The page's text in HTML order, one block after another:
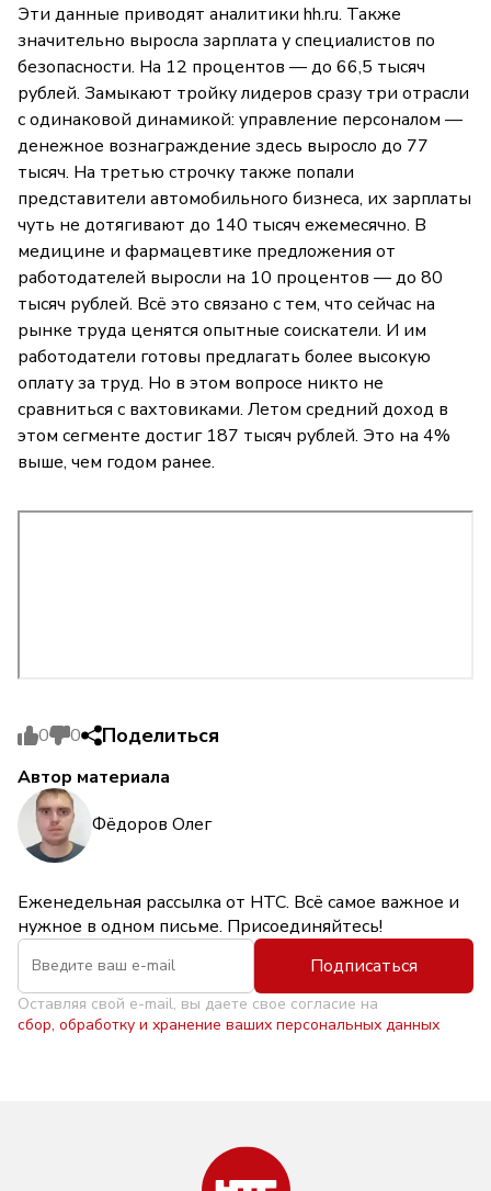
Эти данные приводят аналитики hh.ru. Также
значительно выросла зарплата у специалистов по
безопасности. На 12 процентов — до 66,5 тысяч
рублей. Замыкают тройку лидеров сразу три отрасли
с одинаковой динамикой: управление персоналом —
денежное вознаграждение здесь выросло до 77
тысяч. На третью строчку также попали
представители автомобильного бизнеса, их зарплаты
чуть не дотягивают до 140 тысяч ежемесячно. В
медицине и фармацевтике предложения от
работодателей выросли на 10 процентов — до 80
тысяч рублей. Всё это связано с тем, что сейчас на
рынке труда ценятся опытные соискатели. И им
работодатели готовы предлагать более высокую
оплату за труд. Но в этом вопросе никто не
сравниться с вахтовиками. Летом средний доход в
этом сегменте достиг 187 тысяч рублей. Это на 4%
выше, чем годом ранее.
0 0 Поделиться
Автор материала
Фёдоров Олег
Еженедельная рассылка от НТС. Всё самое важное и
нужное в одном письме. Присоединяйтесь!
Подписаться
Оставляя свой e-mail, вы даете свое согласие на
сбор, обработку и хранение ваших персональных данных